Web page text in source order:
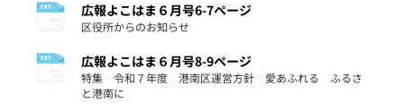
広報よこはま６月号6-7ページ
区役所からのお知らせ
広報よこはま６月号8-9ページ
特集 令和７年度 港南区運営方針 愛あふれる ふるさ
と港南に